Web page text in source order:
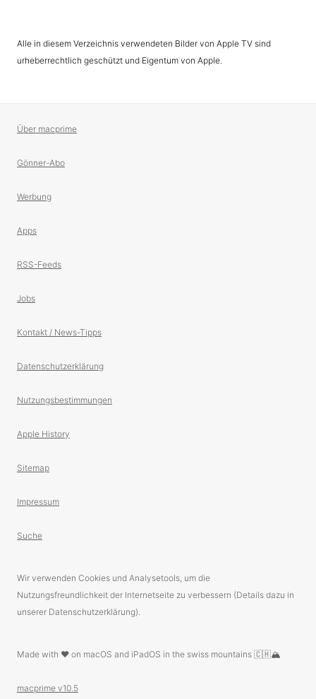
Alle in diesem Verzeichnis verwendeten Bilder von Apple TV sind
urheberrechtlich geschützt und Eigentum von Apple.
Über macprime
Gönner-Abo
Werbung
Apps
RSS-Feeds
Jobs
Kontakt / News-Tipps
Datenschutzerklärung
Nutzungsbestimmungen
Apple History
Sitemap
Impressum
Suche
Wir verwenden Cookies und Analysetools, um die
Nutzungsfreundlichkeit der Internetseite zu verbessern (Details dazu in
unserer Datenschutzerklärung).
Made with ❤️ on macOS and iPadOS in the swiss mountains 🇨🇭🏔
macprime v10.5